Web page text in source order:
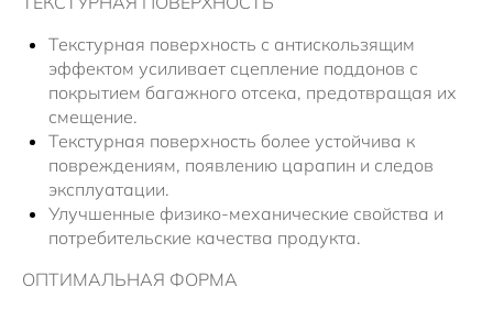
Текстурная поверхность с антискользящим
эффектом усиливает сцепление поддонов с
покрытием багажного отсека, предотвращая их
смещение.
Текстурная поверхность более устойчива к
повреждениям, появлению царапин и следов
эксплуатации.
Улучшенные физико-механические свойства и
потребительские качества продукта.
ОПТИМАЛЬНАЯ ФОРМА